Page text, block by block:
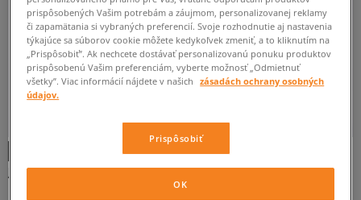
JORDAN AIR 1 LOW
ADIDAS HANDBALL SPEZIAL LOAFER
Wdámske
prispôsobených Vašim potrebám a záujmom, personalizovanej reklamy
či zapamätania si vybraných preferencií. Svoje rozhodnutie aj nastavenia
týkajúce sa súborov cookie môžete kedykoľvek zmeniť, a to kliknutím na
„Prispôsobiť”. Ak nechcete dostávať personalizovanú ponuku produktov
prispôsobenú Vašim preferenciám, vyberte možnosť „Odmietnuť
všetky”. Viac informácií nájdete v našich
zásadách ochrany osobných
údajov.
Prispôsobiť
OK